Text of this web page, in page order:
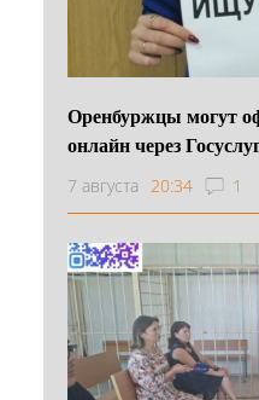
Оренбуржцы могут
онлайн через
7 августа 20:34 1